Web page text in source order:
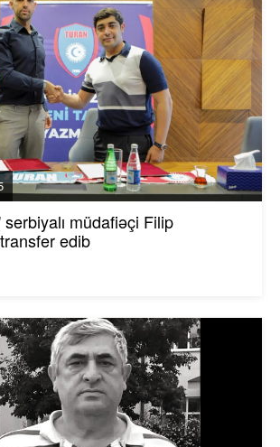
serbiyalı müdafiəçi Filip
edib